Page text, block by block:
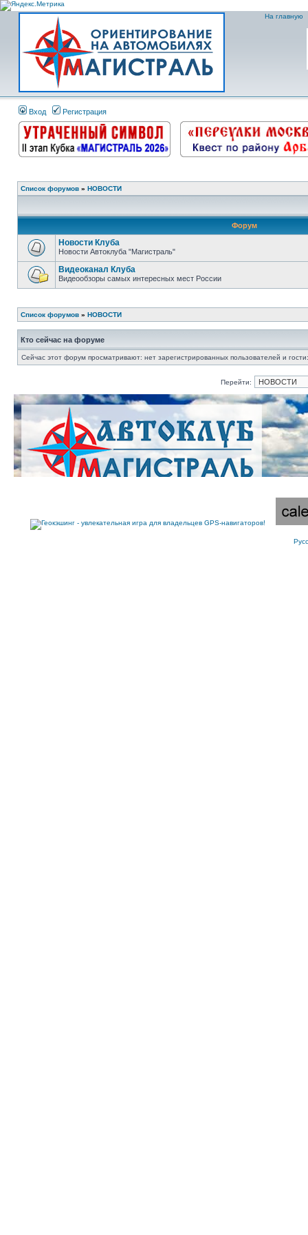
На главную
Вход Регистрация
Список форумов » НОВОСТИ
Форум
Новости Клуба
Новости Автоклуба "Магистраль"
Видеоканал Клуба
Видеообзоры самых интересных мест России
Список форумов » НОВОСТИ
Кто сейчас на форуме
Сейчас этот форум просматривают: нет зарегистрированных пользователей и
Перейти: